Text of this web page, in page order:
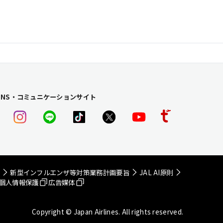
・コミュニケーションサイト
新型インフルエンザ等対策業務計画要旨
JAL AI原則
人情報保護
広告媒体
Copyright © Japan Airlines. All rights reserved.